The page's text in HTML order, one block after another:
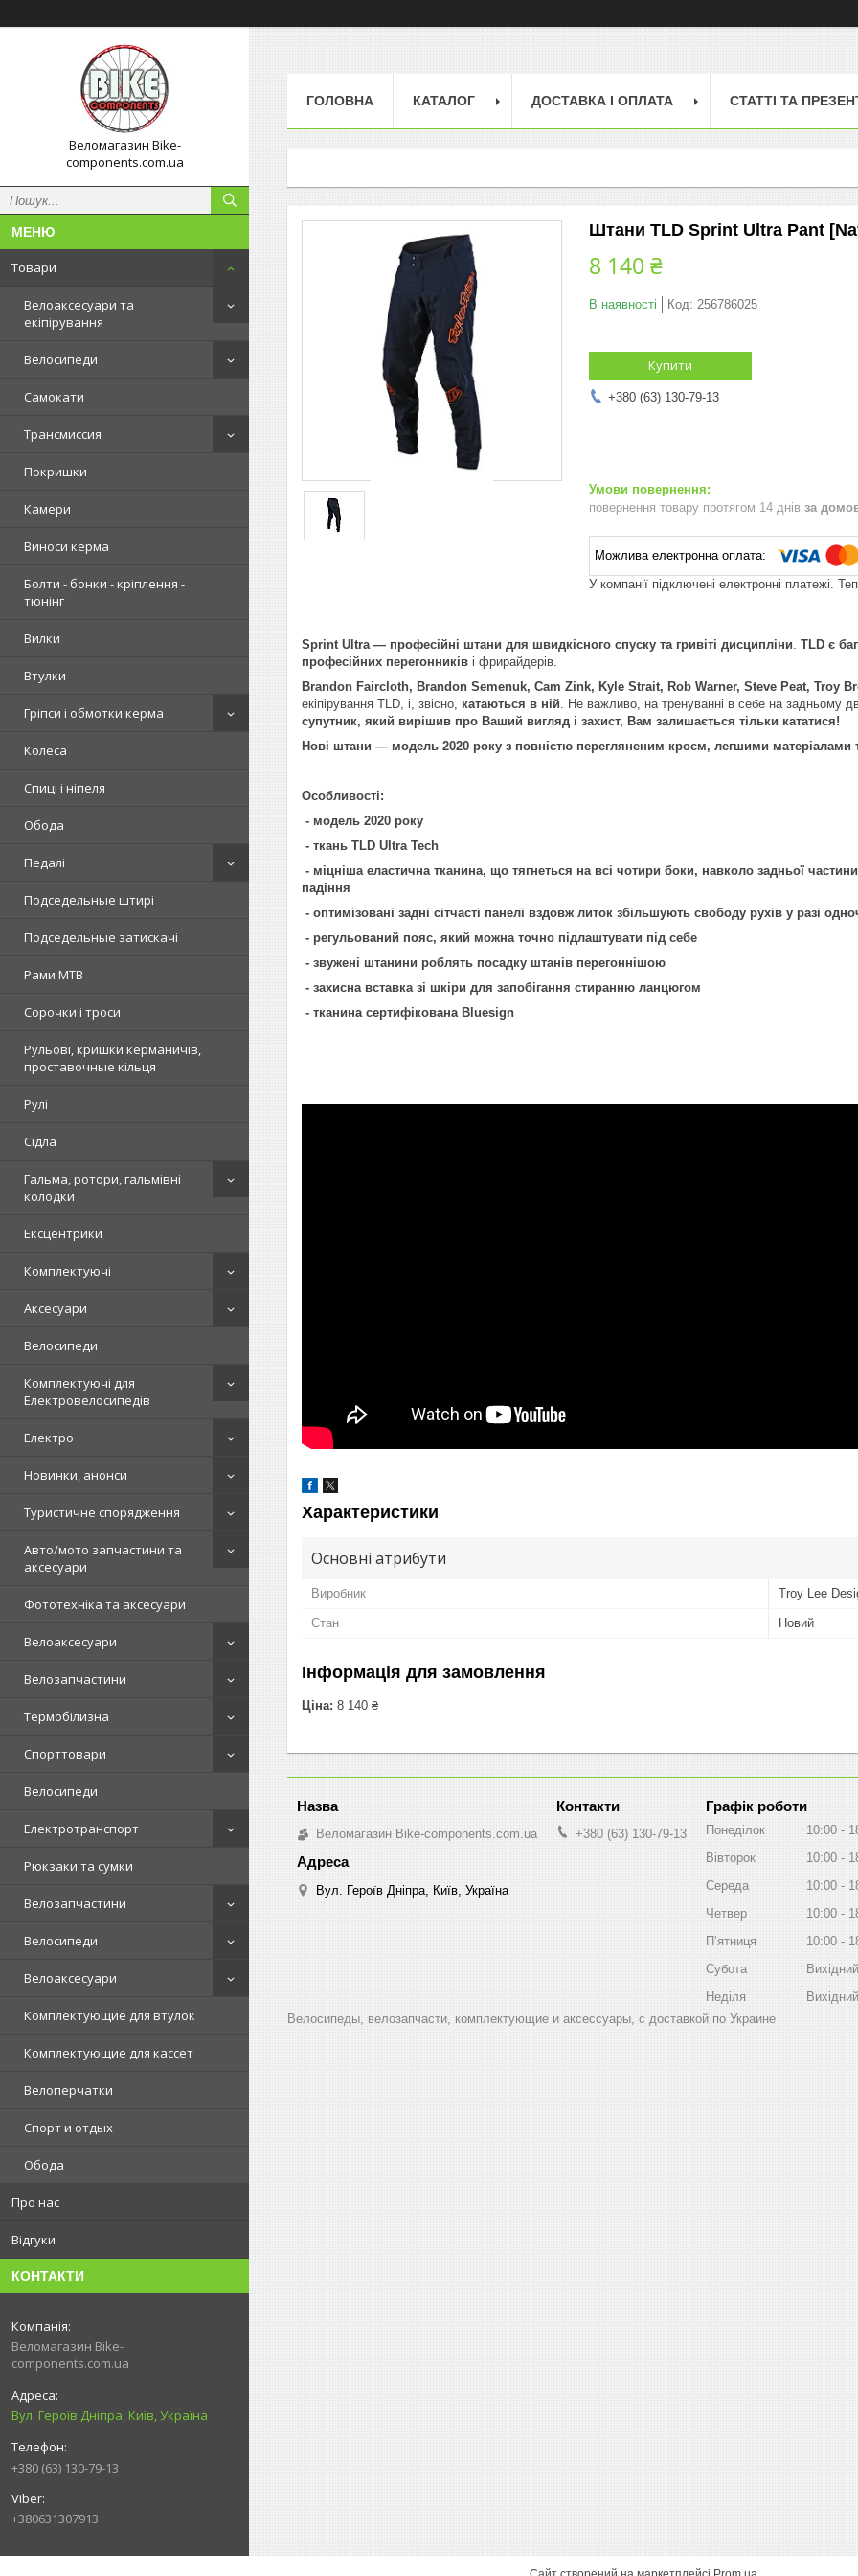
Веломагазин Bike-
components.com.ua
Товари
Велоаксесуари та
екіпірування
Велосипеди
Самокати
Трансмиссия
Покришки
Камери
Виноси керма
Болти - бонки - кріплення -
тюнінг
Вилки
Втулки
Гріпси і обмотки керма
Колеса
Спиці і ніпеля
Обода
Педалі
Подседельные штирі
Подседельные затискачі
Рами MTB
Сорочки і троси
Рульові, кришки керманичів,
проставочные кільця
Рулі
Сідла
Гальма, ротори, гальмівні
колодки
Ексцентрики
Комплектуючі
Аксесуари
Велосипеди
Комплектуючі для
Електровелосипедів
Електро
Новинки, анонси
Туристичне спорядження
Авто/мото запчастини та
аксесуари
Фототехніка та аксесуари
Велоаксесуари
Велозапчастини
Термобілизна
Спорттовари
Велосипеди
Електротранспорт
Рюкзаки та сумки
Велозапчастини
Велосипеди
Велоаксесуари
Комплектующие для втулок
Комплектующие для кассет
Велоперчатки
Спорт и отдых
Обода
Про нас
Відгуки
КОНТАКТИ
Веломагазин Bike-
components.com.ua
Вул. Героїв Дніпра, Київ, Україна
+380 (63) 130-79-13
+380631307913
ГОЛОВНА КАТАЛОГ ДОСТАВКА І ОПЛАТА СТАТТІ ТА
Штани TLD Sprint Ultra Pant
8 140 ₴
В наявності Код: 256786025
Купити
+380 (63) 130-79-13
повернення товару протягом 14 днів за
У компанії підключені електронні платежі.
Sprint Ultra — професійні штани для швидкісного спуску та гривіті дисципліни TLD є
професійних перегонників і фрирайдерів.
Brandon Faircloth, Brandon Semenuk, Cam Zink, Kyle Strait, Rob Warner, Steve Peat, Troy
екіпірування TLD, і, звісно, катаються в ній . Не важливо, на тренуванні в себе на задньому
супутник, який вирішив про Ваший вигляд і захист, Вам залишається тільки кататися!
Нові штани — модель 2020 року з повністю перегляненим кроєм, легшими
Особливості:
- модель 2020 року
- ткань TLD Ultra Tech
- міцніша еластична тканина, що тягнеться на всі чотири боки, навколо задньої
падіння
- оптимізовані задні сітчасті панелі вздовж литок збільшують свободу рухів у разі
- регульований пояс, який можна точно підлаштувати під себе
- звужені штанини роблять посадку штанів перегоннішою
- захисна вставка зі шкіри для запобігання стиранню ланцюгом
- тканина сертифікована Bluesign
Характеристики
Основні атрибути
Виробник Troy Lee
Стан Новий
Інформація для замовлення
Ціна: 8 140 ₴
Веломагазин Bike-components.com.ua
Вул. Героїв Дніпра, Київ, Україна
+380 (63) 130-79-13
Графік роботи
Понеділок 10:00
Вівторок
10:00
Середа
10:00
Четвер
10:00
Пʼятниця
10:00
Субота
Вихідний
Неділя
Вихідний
Велосипеды, велозапчасти, комплектующие и аксессуары, с доставкой по Украине